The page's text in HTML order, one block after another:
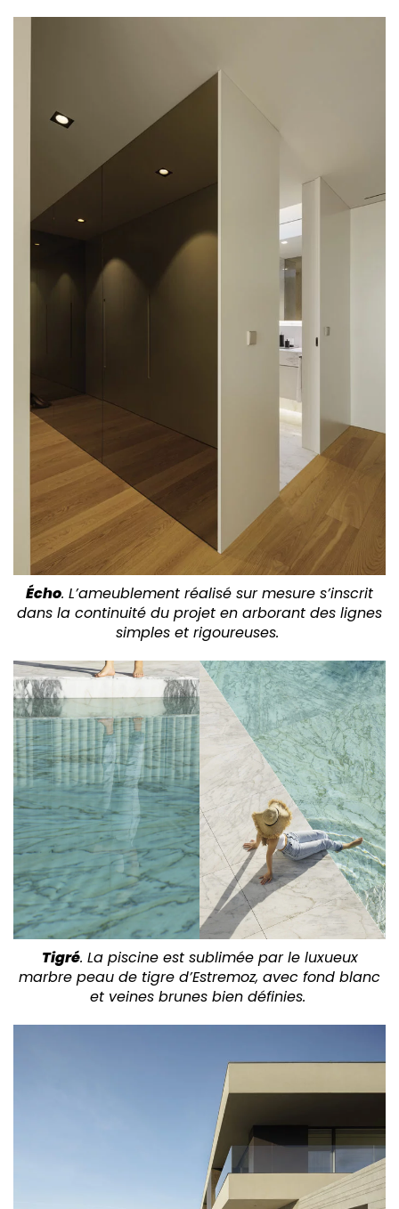
Écho. L’ameublement réalisé sur mesure s’inscrit
dans la continuité du projet en arborant des lignes
simples et rigoureuses.
Tigré. La piscine est sublimée par le luxueux
marbre peau de tigre d’Estremoz, avec fond blanc
et veines brunes bien définies.